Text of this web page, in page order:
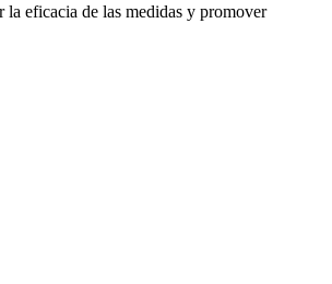
la eficacia de las medidas y promover